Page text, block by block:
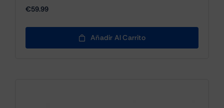
€59.99
Añadir Al Carrito